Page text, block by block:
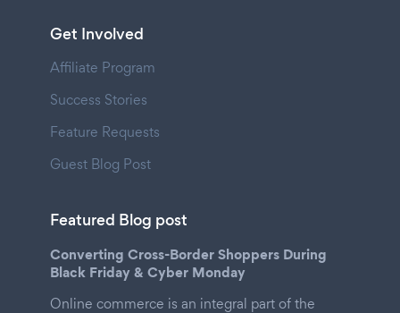
Get Involved
Affiliate Program
Success Stories
Feature Requests
Guest Blog Post
Featured Blog post
Converting Cross-Border Shoppers During
Black Friday & Cyber Monday
Online commerce is an integral part of the